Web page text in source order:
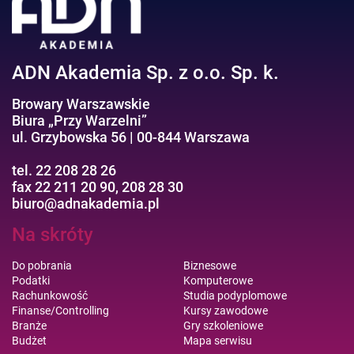
Efektywność osobista//Wellbeing
ADN Akademia Sp. z o.o. Sp. k.
Browary Warszawskie
Biura „Przy Warzelni”
ul. Grzybowska 56 | 00-844 Warszawa
tel. 22 208 28 26
fax 22 211 20 90, 208 28 30
biuro@adnakademia.pl
Na skróty
Do pobrania
Podatki
Rachunkowość
Finanse/Controlling
Branże
Budżet
Biznesowe
Komputerowe
Studia podyplomowe
Kursy zawodowe
Gry szkoleniowe
Mapa serwisu